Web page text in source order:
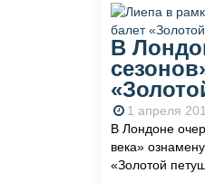
В
1 апреля
В Лондоне
века»
«Золотой